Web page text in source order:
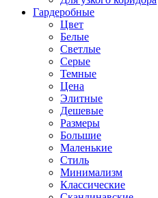
Гардеробные
Цвет
Белые
Светлые
Серые
Темные
Цена
Элитные
Дешевые
Размеры
Большие
Маленькие
Стиль
Минимализм
Классические